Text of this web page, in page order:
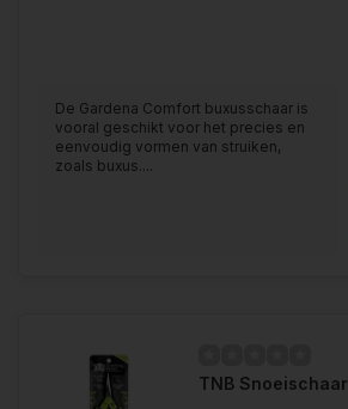
De Gardena Comfort buxusschaar is
vooral geschikt voor het precies en
eenvoudig vormen van struiken,
zoals buxus....
TNB Snoeischaar